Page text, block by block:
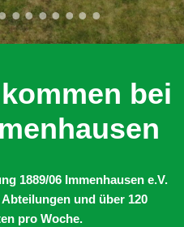
bei
1889/06 Immenhausen e.V.
und über 120
pro Woche.